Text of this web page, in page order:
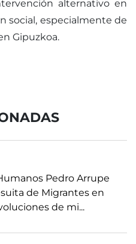
alternativo en
social, especialmente de
Gipuzkoa.
Pedro Arrupe
de Migrantes en
de mi...